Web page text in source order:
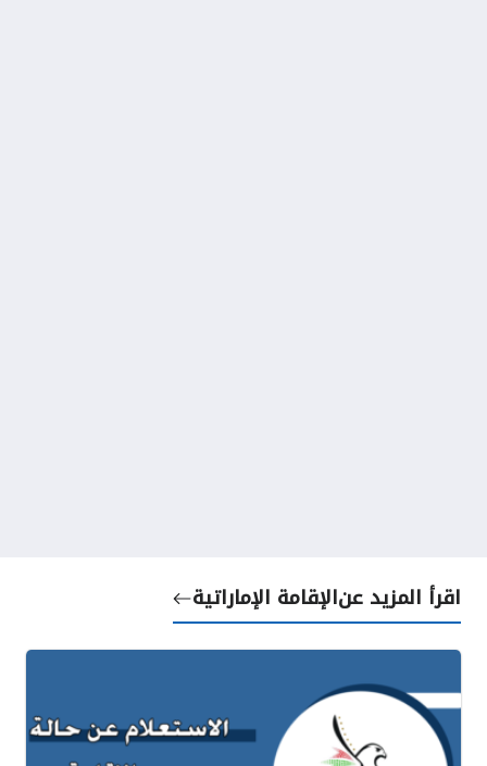
اقرأ المزيد عنالإقامة الإماراتية